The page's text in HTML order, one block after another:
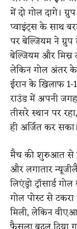
में दो गोल दागे।
प्वाइंट्स के साथ
पर बेल्जियम ने
बेल्जियम और मिस्र
लेकिन गोल अंतर के
ईरान के खिलाफ
राउंड में अपनी
तीसरे स्थान पर
ही अर्जित कर सका।
मैच की शुरुआत से
और लगातार
लिएंड्रो ट्रॉसार्ड
गोल पोस्ट से
मिली, लेकिन